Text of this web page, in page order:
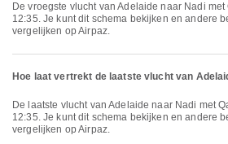
De vroegste vlucht van Adelaide naar Nadi met Qantas Airways vertrekt om
12:35. Je kunt dit schema bekijken en andere
vergelijken op Airpaz.
Hoe laat vertrekt de laatste vlucht van
De laatste vlucht van Adelaide naar Nadi met Qantas Airways vertrekt om
12:35. Je kunt dit schema bekijken en andere
vergelijken op Airpaz.